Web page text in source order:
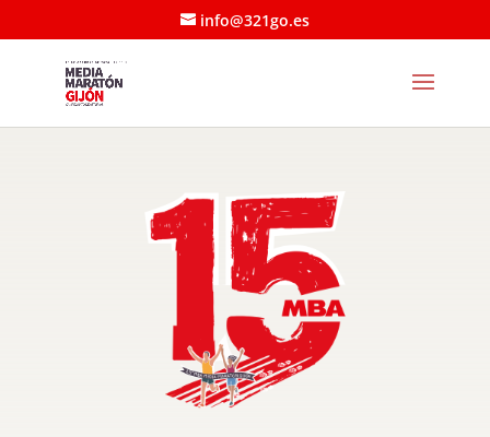
info@321go.es